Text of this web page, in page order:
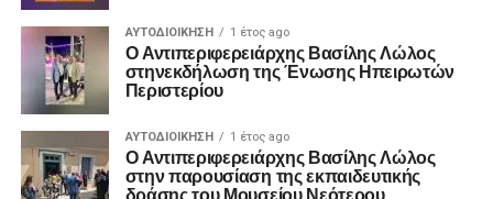
ΑΥΤΟΔΙΟΊΚΗΣΗ 1 έτος ago
Ο Αντιπεριφερειάρχης Βασίλης Λώλος
στηνεκδήλωση της Ένωσης Ηπειρωτών
Περιστερίου
ΑΥΤΟΔΙΟΊΚΗΣΗ 1 έτος ago
Ο Αντιπεριφερειάρχης Βασίλης Λώλος
στην παρουσίαση της εκπαιδευτικής